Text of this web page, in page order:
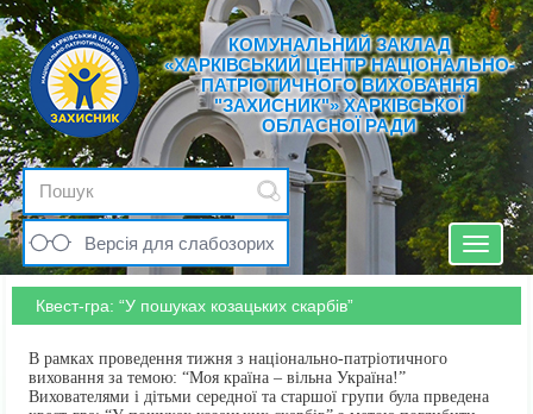
КОМУНАЛЬНИЙ ЗАКЛАД
«ХАРКІВСЬКИЙ ЦЕНТР НАЦІОНАЛЬНО-
ПАТРІОТИЧНОГО ВИХОВАННЯ
"ЗАХИСНИК"» ХАРКІВСЬКОЇ
ОБЛАСНОЇ РАДИ
Версія для слабозорих
Toggle
Квест-гра: “У пошуках козацьких скарбів”
В рамках проведення тижня з національно-патріотичного
виховання за темою: “Моя країна – вільна Україна!”
Вихователями і дітьми середної та старшої групи була прведена